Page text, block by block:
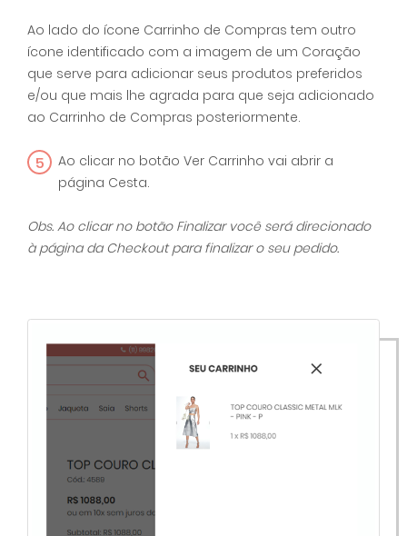
Ao lado do ícone Carrinho de Compras tem outro
ícone identificado com a imagem de um Coração
que serve para adicionar seus produtos preferidos
e/ou que mais lhe agrada para que seja adicionado
ao Carrinho de Compras posteriormente.
5
Ao clicar no botão Ver Carrinho vai abrir a
página Cesta.
Obs. Ao clicar no botão Finalizar você será direcionado
à página da Checkout para finalizar o seu pedido.